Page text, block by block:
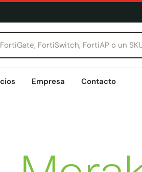
Empresa Contacto